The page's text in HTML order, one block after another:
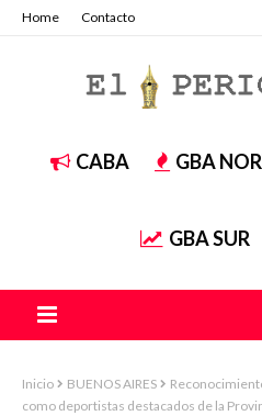
Home Contacto
CABA GBA
GBA SUR
Inicio BUENOS AIRES
como deportistas destacados de la